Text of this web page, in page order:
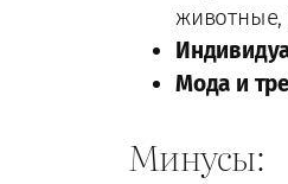
животные,
Мода и
Минусы: